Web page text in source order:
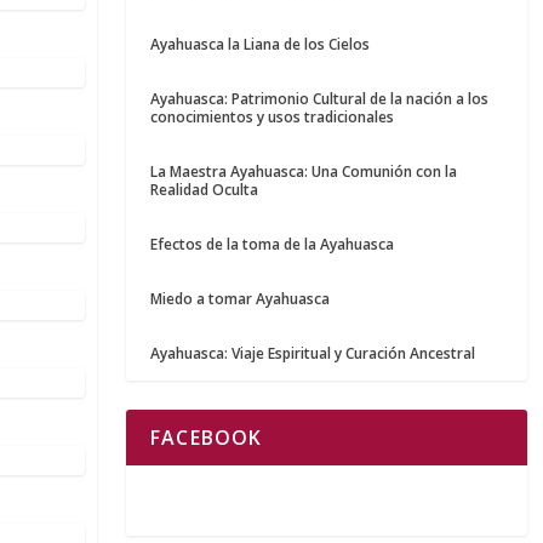
Ayahuasca la Liana de los Cielos
Ayahuasca: Patrimonio Cultural de la nación a los
conocimientos y usos tradicionales
La Maestra Ayahuasca: Una Comunión con la
Realidad Oculta
Efectos de la toma de la Ayahuasca
Miedo a tomar Ayahuasca
Ayahuasca: Viaje Espiritual y Curación Ancestral
FACEBOOK